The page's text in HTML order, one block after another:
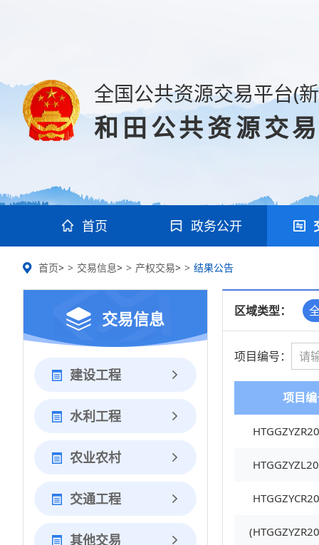
全国公共资源交易平台(
和田公共资源交
首页 政务公开
首页> 交易信息> 产权交易> 结果公告
交易信息
建设工程
水利工程
农业农村
交通工程
其他交易
区域类型：
项目编号：
项目